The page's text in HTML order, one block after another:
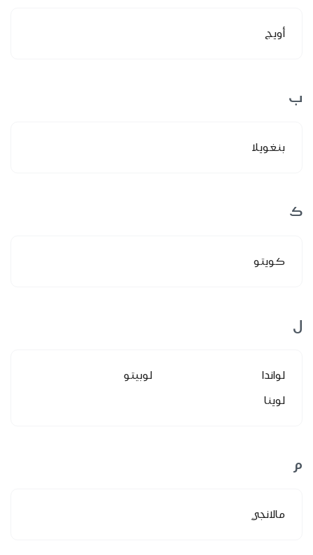
أويج
ب
بنغويلا
ك
كويتو
ل
لواندا
لوبيتو
لوينا
م
مالانجي